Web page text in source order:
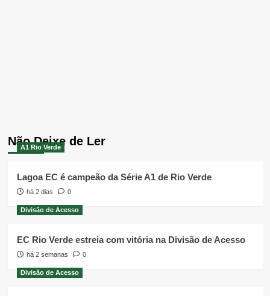
Não Deixe de Ler
A1 Rio Verde
Lagoa EC é campeão da Série A1 de Rio Verde
há 2 dias 0
Divisão de Acesso
EC Rio Verde estreia com vitória na Divisão de Acesso
há 2 semanas 0
Divisão de Acesso